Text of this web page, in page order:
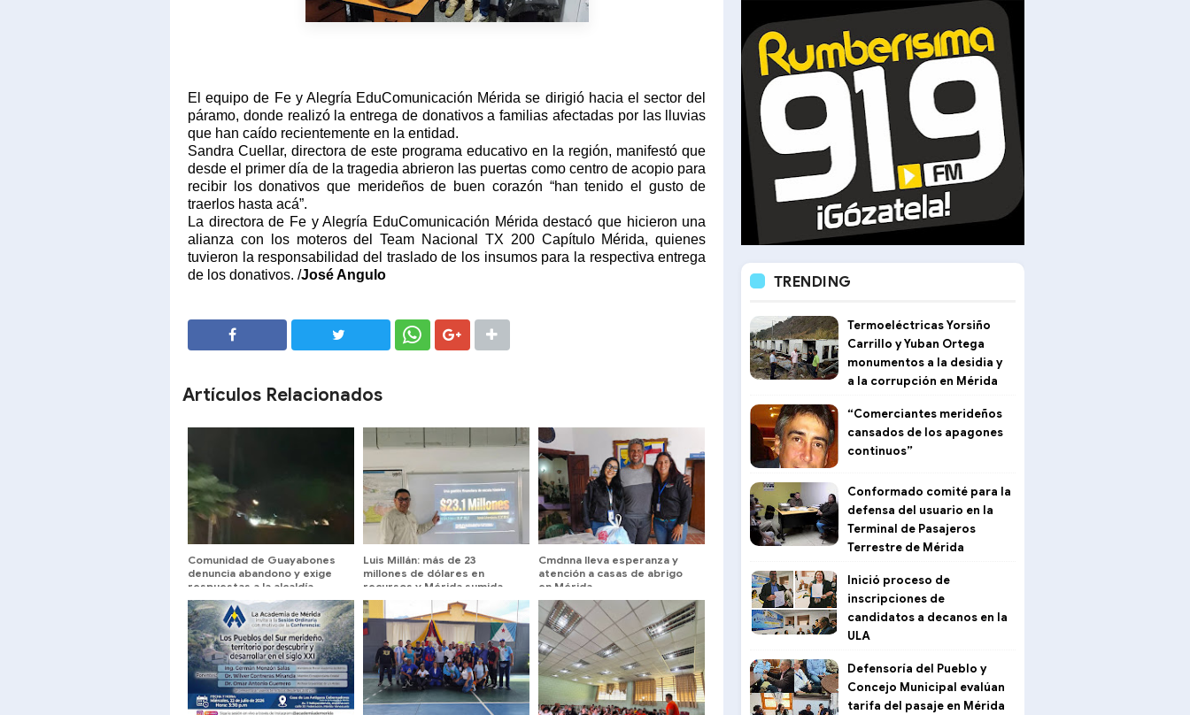
El equipo de Fe y Alegría EduComunicación Mérida se dirigió hacia el sector del
páramo, donde realizó la entrega de donativos a familias afectadas por las lluvias
que han caído recientemente en la entidad.
Sandra Cuellar, directora de este programa educativo en la región, manifestó que
desde el primer día de la tragedia abrieron las puertas como centro de acopio para
recibir los donativos que merideños de buen corazón “han tenido el gusto de
traerlos hasta acá”.
La directora de Fe y Alegría EduComunicación Mérida destacó que hicieron una
alianza con los moteros del Team Nacional TX 200 Capítulo Mérida, quienes
tuvieron la responsabilidad del traslado de los insumos para la respectiva entrega
de los donativos. /José Angulo
Artículos Relacionados
Comunidad de Guayabones
denuncia abandono y exige
respuestas a la alcaldía
Luis Millán: más de 23
millones de dólares en
recursos y Mérida sumida
entre oscuridad y huecos
Cmdnna lleva esperanza y
atención a casas de abrigo
en Mérida
TRENDING
Termoeléctricas Yorsiño
Carrillo y Yuban Ortega
monumentos a la desidia y
a la corrupción en Mérida
“Comerciantes merideños
cansados de los apagones
continuos”
Conformado comité para la
defensa del usuario en la
Terminal de Pasajeros
Terrestre de Mérida
Inició proceso de
inscripciones de
candidatos a decanos en la
ULA
Defensoría del Pueblo y
Concejo Municipal evalúan
tarifa del pasaje en Mérida